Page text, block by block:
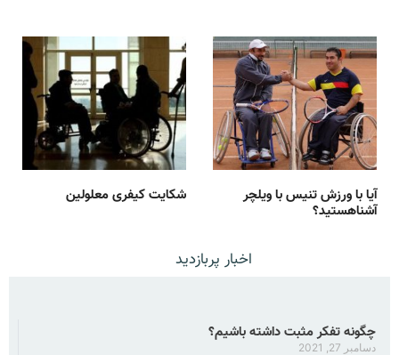
شکایت کیفری معلولین آیا با ورزش تنیس با ویلچر
آشناهستید؟
اخبار پربازدید
چگونه تفکر مثبت داشته باشیم؟
دسامبر 27, 2021